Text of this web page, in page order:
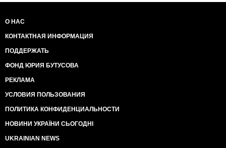
О НАС
КОНТАКТНАЯ ИНФОРМАЦИЯ
ПОДДЕРЖАТЬ
ФОНД ЮРИЯ БУТУСОВА
РЕКЛАМА
УСЛОВИЯ ПОЛЬЗОВАНИЯ
ПОЛИТИКА КОНФИДЕНЦИАЛЬНОСТИ
НОВИНИ УКРАЇНИ СЬОГОДНІ
UKRAINIAN NEWS